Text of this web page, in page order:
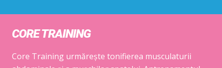
CORE TRAINING
Core Training urmărește tonifierea musculaturii